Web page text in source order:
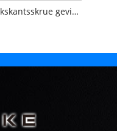
Sekskantsskrue gevindindsatsmøtrik til træmøbler